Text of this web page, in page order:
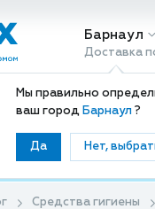
Барнаул
Доставка
Мы правильно
ваш город Барнаул?
Да Нет,
Декоративная
Средства гигиены